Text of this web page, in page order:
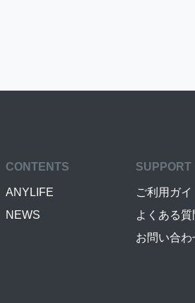
CONTENTS
ANYLIFE
NEWS
SUPPORT
ご利用ガイ
よくある質
お問い合わ